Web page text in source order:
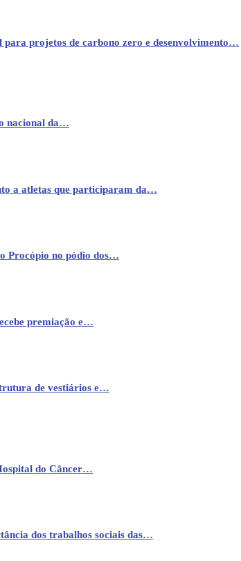
projetos de carbono zero e desenvolvimento…
nacional da…
a atletas que participaram da…
Procópio no pódio dos…
premiação e…
de vestiários e…
do Câncer…
dos trabalhos sociais das…